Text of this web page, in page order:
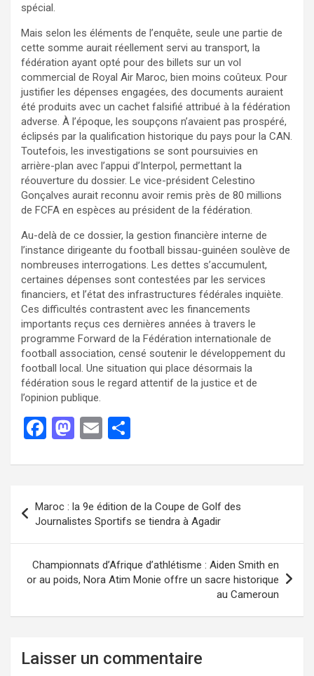
spécial.
Mais selon les éléments de l’enquête, seule une partie de
cette somme aurait réellement servi au transport, la
fédération ayant opté pour des billets sur un vol
commercial de Royal Air Maroc, bien moins coûteux. Pour
justifier les dépenses engagées, des documents auraient
été produits avec un cachet falsifié attribué à la fédération
adverse. À l’époque, les soupçons n’avaient pas prospéré,
éclipsés par la qualification historique du pays pour la CAN.
Toutefois, les investigations se sont poursuivies en
arrière-plan avec l’appui d’Interpol, permettant la
réouverture du dossier. Le vice-président Celestino
Gonçalves aurait reconnu avoir remis près de 80 millions
de FCFA en espèces au président de la fédération.
Au-delà de ce dossier, la gestion financière interne de
l’instance dirigeante du football bissau-guinéen soulève de
nombreuses interrogations. Les dettes s’accumulent,
certaines dépenses sont contestées par les services
financiers, et l’état des infrastructures fédérales inquiète.
Ces difficultés contrastent avec les financements
importants reçus ces dernières années à travers le
programme Forward de la Fédération internationale de
football association, censé soutenir le développement du
football local. Une situation qui place désormais la
fédération sous le regard attentif de la justice et de
l’opinion publique.
F
ce
o
o
k
M
st
o
d
o
n
E
ail ta
g
er
Maroc : la 9e édition de la Coupe de Golf des
Journalistes Sportifs se tiendra à Agadir
Championnats d’Afrique d’athlétisme : Aiden Smith en
or au poids, Nora Atim Monie offre un sacre historique
au Cameroun
Laisser un commentaire